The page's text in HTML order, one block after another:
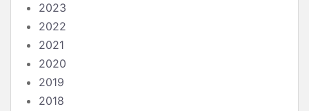
2023
2022
2021
2020
2019
2018